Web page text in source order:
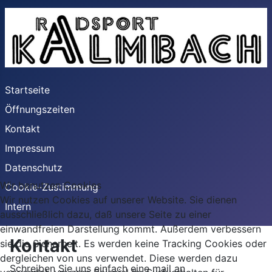
Startseite
Öffnungszeiten
Kontakt
Impressum
Datenschutz
Cookie-Zustimmung
Intern
Kontakt
Schreiben Sie uns einfach eine mail an
Wir benutzen Cookies
Wir nutzen Cookies auf unserer Website. Sie dienen
ausschließlich dazu, daß unsere Seite zu einer
einwandfreien Darstellung kommt. Außerdem verbessern
sie die Sicherheit. Es werden keine Tracking Cookies oder
dergleichen von uns verwendet. Diese werden dazu